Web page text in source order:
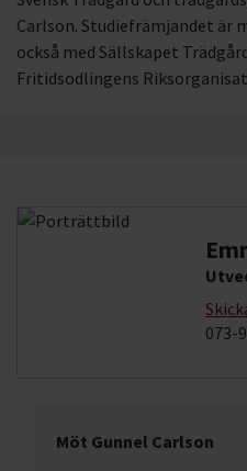
Carlson. Studiefrämjandet är
också med Sällskapet
Fritidsodlingens
073-
Möt Gunnel Carlson